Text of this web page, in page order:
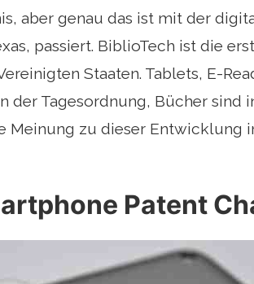
aber genau das ist mit der
passiert. BiblioTech ist die
Staaten. Tablets, E-
der Tagesordnung, Bücher sind
Meinung zu dieser Entwicklung
Patent